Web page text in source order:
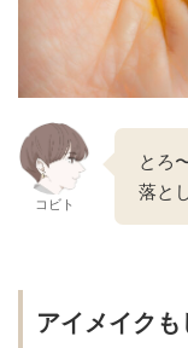
コビト
とろ
落と
アイメイクも